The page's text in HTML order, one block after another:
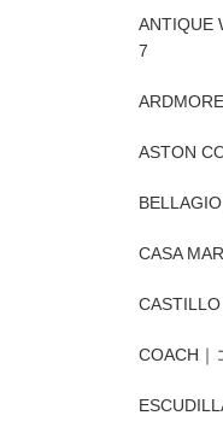
ANTIQUE
7
ASTON
CASA
COACH｜